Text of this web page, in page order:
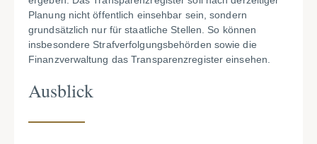
Planung nicht öffentlich einsehbar sein, sondern
grundsätzlich nur für staatliche Stellen. So können
insbesondere Strafverfolgungsbehörden sowie die
Finanzverwaltung das Transparenzregister einsehen.
Ausblick